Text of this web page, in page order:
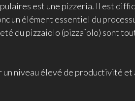
est une pizzeria. Il est
un élément essentiel du
du pizzaiolo (pizzaïolo) sont
niveau élevé de productivité